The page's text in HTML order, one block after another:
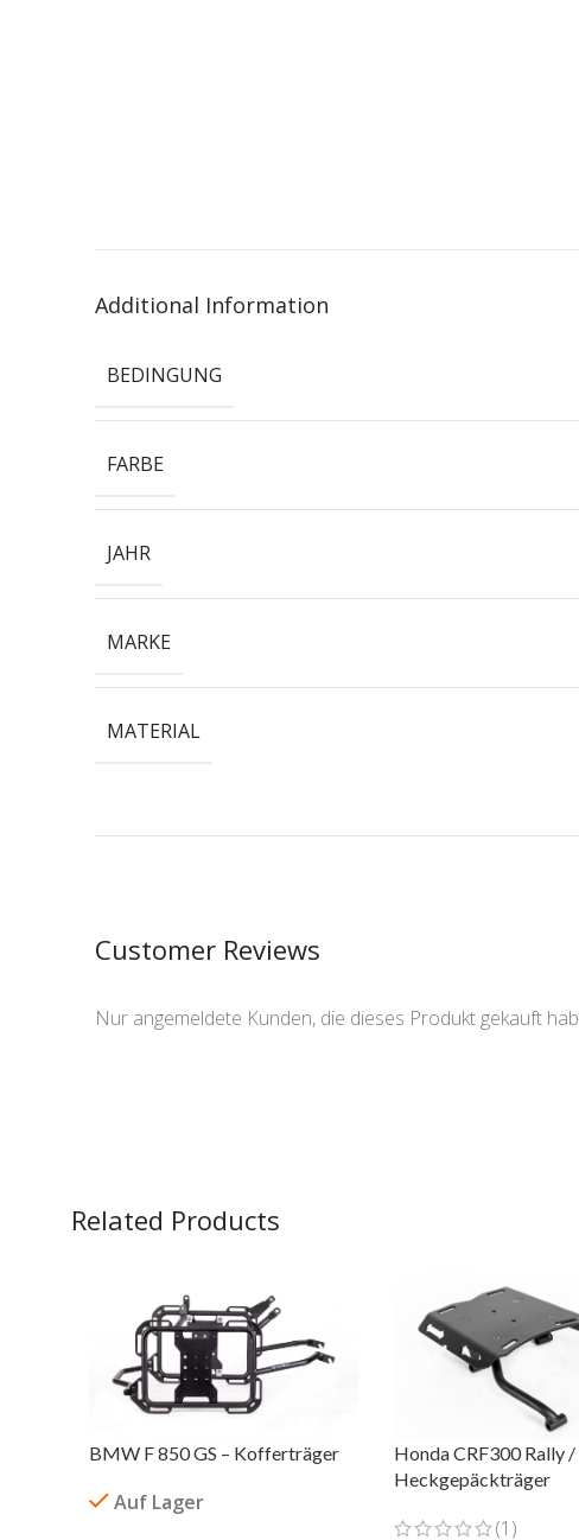
Additional Information
BEDINGUNG
FARBE
JAHR
MARKE
MATERIAL
Customer Reviews
Nur angemeldete Kunden, die dieses Produkt gekauft
Related Products
BMW F 850 GS – Kofferträger
Auf Lager
Honda CRF300 Rally /
Heckgepäckträger
(1)